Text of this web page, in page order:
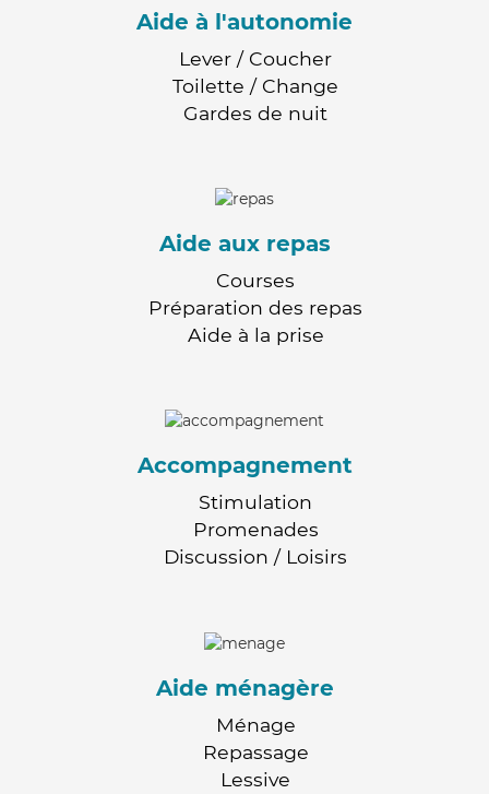
Aide à l'autonomie
Lever / Coucher
Toilette / Change
Gardes de nuit
Aide aux repas
Courses
Préparation des repas
Aide à la prise
Accompagnement
Stimulation
Promenades
Discussion / Loisirs
Aide ménagère
Ménage
Repassage
Lessive